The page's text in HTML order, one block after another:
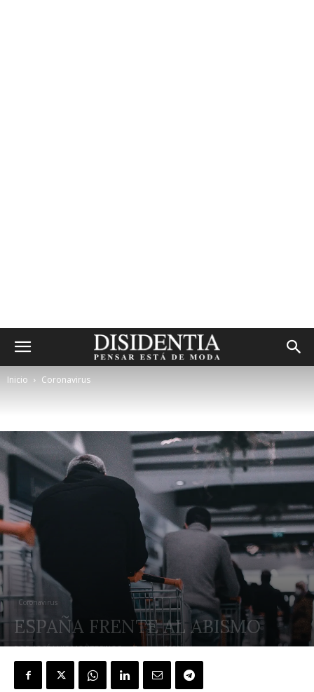
Inicio Coronavirus
Coronavirus
ESPAÑA FRENTE AL ABISMO
POR JOSÉ LUIS MONTESINOS - 7 mayo, 2020